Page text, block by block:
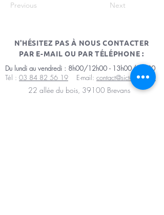
Previous Next
N'HÉSITEZ PAS À NOUS CONTACTER
PAR E-MAIL OU PAR TÉLÉPHONE :
Du lundi au vendredi : 8h00/12h00 - 13h00/17h00
Tél : 03 84 82 56 19 E-mail: contact@sictomdole.fr
22 allée du bois, 39100 Brevans